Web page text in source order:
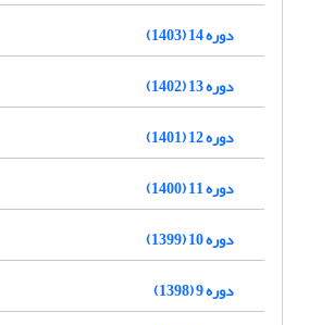
دوره 14 (1403)
دوره 13 (1402)
دوره 12 (1401)
دوره 11 (1400)
دوره 10 (1399)
دوره 9 (1398)